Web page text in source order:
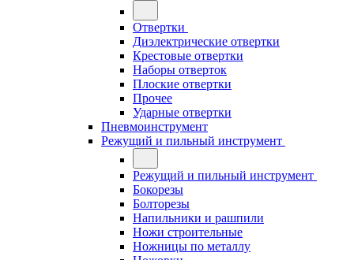
Отвертки
Диэлектрические отвертки
Крестовые отвертки
Наборы отверток
Плоские отвертки
Прочее
Ударные отвертки
Пневмоинструмент
Режущий и пильный инструмент
Режущий и пильный инструмент
Бокорезы
Болторезы
Напильники и рашпили
Ножи строительные
Ножницы по металлу